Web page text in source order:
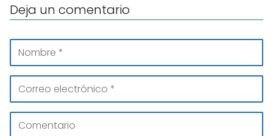
Deja un comentario